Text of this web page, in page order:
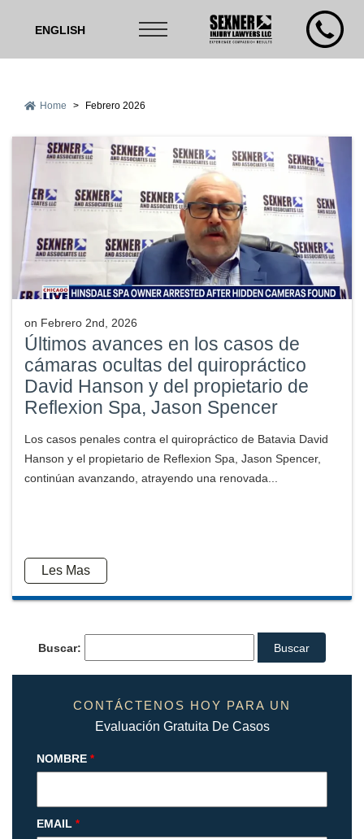
ENGLISH
Home > Febrero 2026
on Febrero 2nd, 2026
Últimos avances en los casos de
cámaras ocultas del quiropráctico
David Hanson y del propietario de
Reflexion Spa, Jason Spencer
Los casos penales contra el quiropráctico de Batavia David
Hanson y el propietario de Reflexion Spa, Jason Spencer,
continúan avanzando, atrayendo una renovada...
Les Mas
Buscar:
CONTÁCTENOS HOY PARA UN
Evaluación Gratuita De Casos
NOMBRE *
EMAIL *